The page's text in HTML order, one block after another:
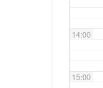
14:00
15:00